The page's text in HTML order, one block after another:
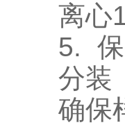
离心
5. 保
分装
确保